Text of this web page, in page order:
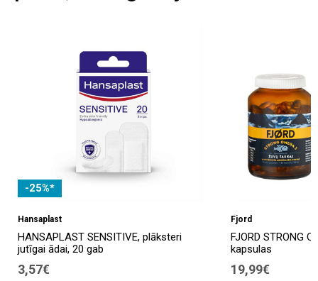
-25%*
Hansaplast
HANSAPLAST SENSITIVE, plāksteri
jutīgai ādai, 20 gab
3,57€
Fjord
FJORD STRONG
kapsulas
19,99€